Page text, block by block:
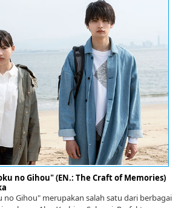
no Gihou" (EN.: The Craft of Memories)
no Gihou" merupakan salah satu dari berbagai